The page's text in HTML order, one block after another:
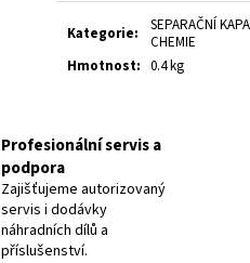
Kategorie:
SEPARAČNÍ
CHEMIE
Hmotnost: 0.4 kg
Profesionální servis a
podpora
Zajišťujeme autorizovaný
servis i dodávky
náhradních dílů a
příslušenství.